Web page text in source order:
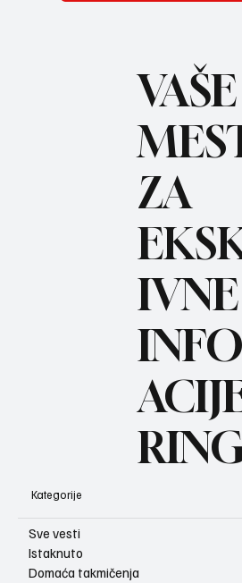
VAŠE
ZA
IVNE
Kategorije
Sve vesti
Istaknuto
Domaća takmičenja